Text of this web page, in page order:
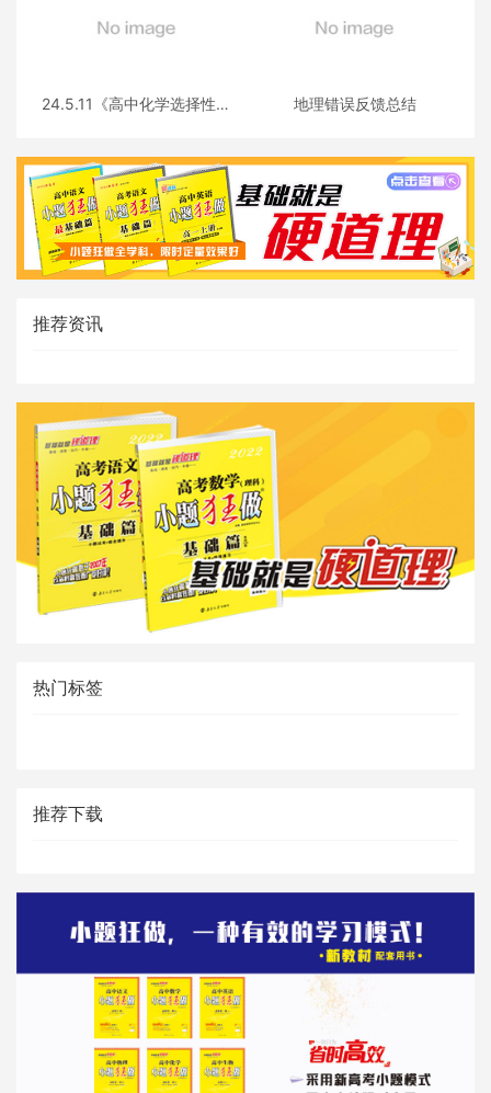
24.5.11《高中化学选择性必
地理错误反馈总结
推荐资讯
热门标签
推荐下载